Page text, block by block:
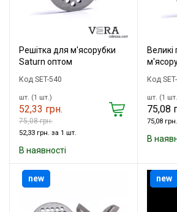
Решітка для м'ясорубки
Saturn оптом
Код SET-540
шт. (1 шт.)
52,33 грн.
75,08 грн.
52,33 грн. за 1 шт.
В наявності
Великі
Код
шт. (1
75,08
75,08
В
new new